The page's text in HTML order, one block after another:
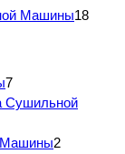
Машины18
7
Сушильной
Машины2